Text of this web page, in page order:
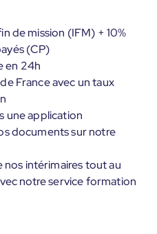
de mission (IFM) + 10%
(CP)
en 24h
France avec un taux
une application
documents sur notre
intérimaires tout au
notre service formation